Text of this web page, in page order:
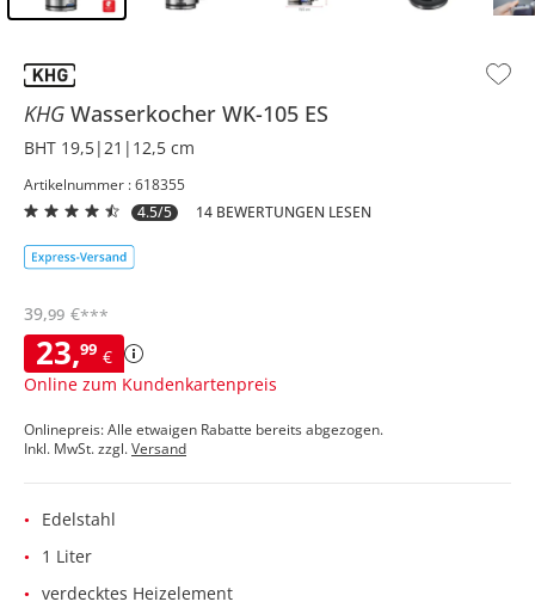
KHG Wasserkocher WK-105 ES
BHT 19,5|21|12,5 cm
Artikelnummer : 618355
4.5/5
14 BEWERTUNGEN LESEN
23,99 €
Online zum Kundenkartenpreis
39,99 €***
Onlinepreis: Alle etwaigen Rabatte bereits abgezogen.
Inkl. MwSt. zzgl.Versand
Edelstahl
1 Liter
verdecktes Heizelement